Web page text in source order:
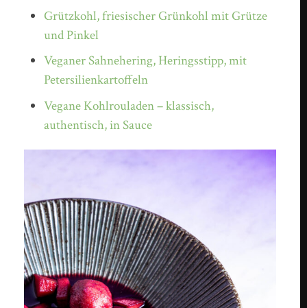
Grützkohl, friesischer Grünkohl mit Grütze
und Pinkel
Veganer Sahnehering, Heringsstipp, mit
Petersilienkartoffeln
Vegane Kohlrouladen – klassisch,
authentisch, in Sauce